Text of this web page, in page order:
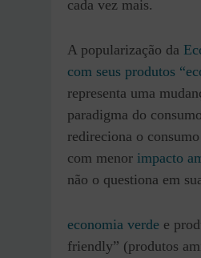
cada vez mais.
A popularização da
com seus produtos
representa uma
paradigma do
redireciona o
com menor impacto
não o questiona em
economia verde e
friendly” (produtos